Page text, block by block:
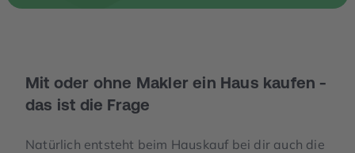
Mit oder ohne Makler ein Haus kaufen -
das ist die Frage
Natürlich entsteht beim Hauskauf bei dir auch die